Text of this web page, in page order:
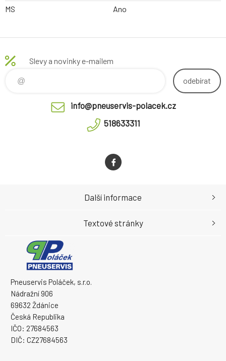
MS
Ano
Slevy a novinky e-mailem
odebírat
info@pneuservis-polacek.cz
518633311
Pneuservis Poláček, s.r.o.
Nádražní 906
69632 Ždánice
Česká Republika
IČO: 27684563
DIČ: CZ27684563
Další informace
Textové stránky